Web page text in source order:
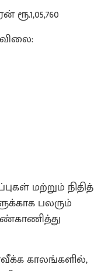
ரூ.1,05,760
மற்றும் நிதித்
பலரும்
காலங்களில்,